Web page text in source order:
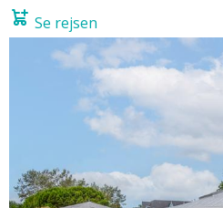
Se rejsen